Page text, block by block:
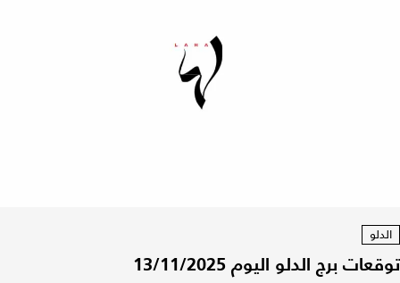
الدلو
توقعات برج الدلو اليوم 13/11/2025